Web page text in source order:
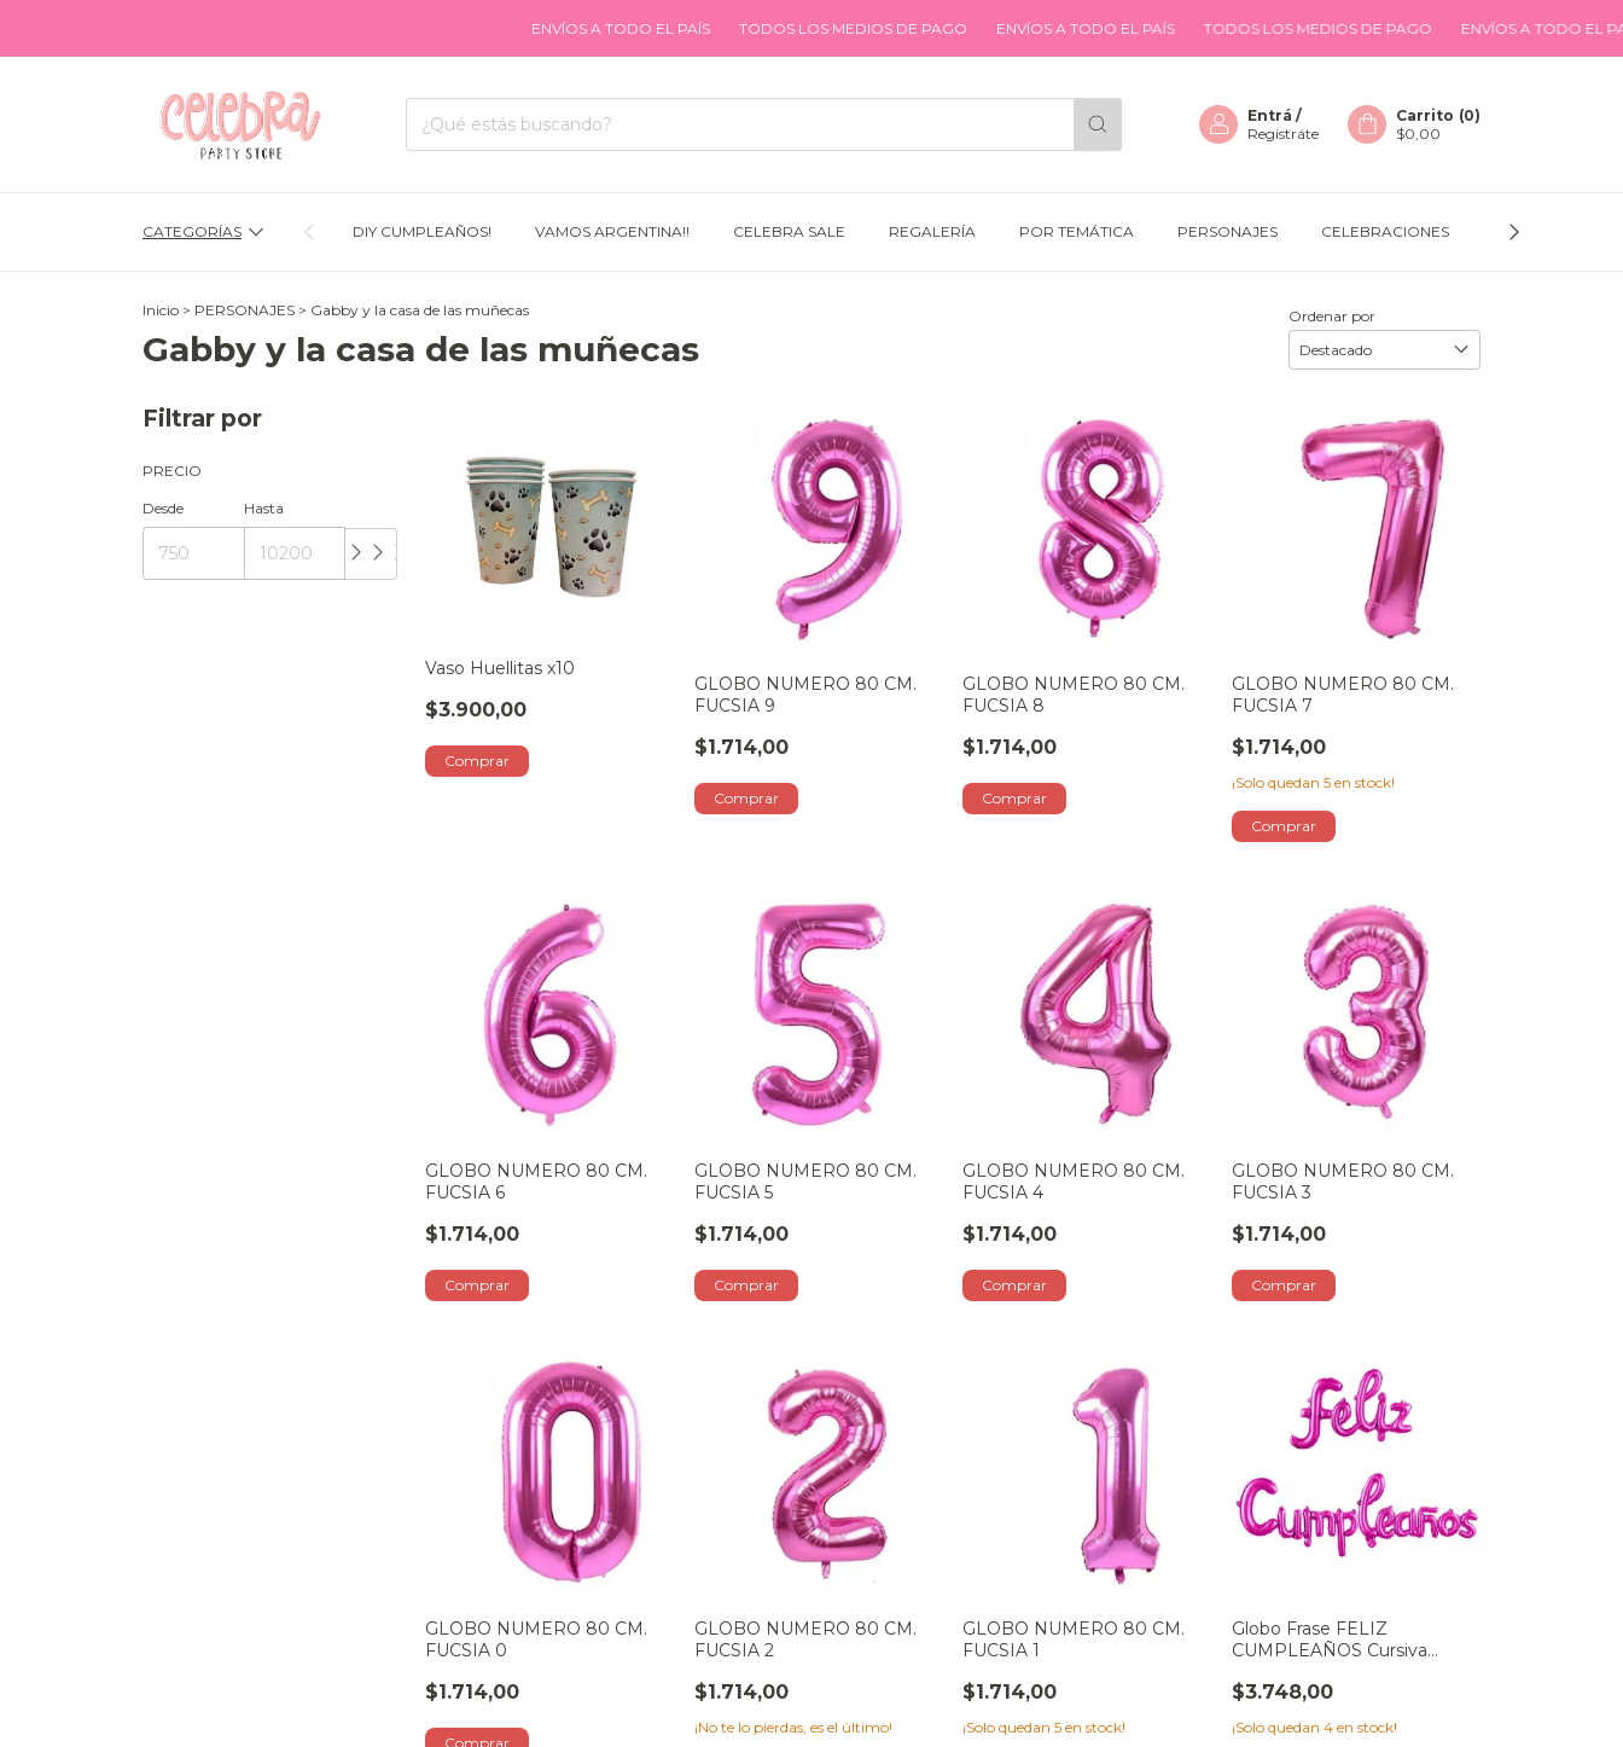
ENVÍOS A TODO EL PAÍS TODOS LOS MEDIOS DE PAGO ENVÍOS A TODO EL PAÍS TODOS LOS MEDIOS DE PAGO ENVÍOS A TODO EL PAÍS
Entrá /
Registráte
Carrito (0)
$0,00
CATEGORÍAS DIY CUMPLEAÑOS! VAMOS ARGENTINA!! CELEBRA SALE REGALERÍA POR TEMÁTICA PERSONAJES CELEBRACIONES GLOBOS
Inicio > PERSONAJES > Gabby y la casa de las muñecas
Gabby y la casa de las muñecas
Ordenar por
Filtrar por
PRECIO
Desde Hasta
Vaso Huellitas x10
$3.900,00
GLOBO NUMERO 80 CM.
FUCSIA 9
$1.714,00
GLOBO NUMERO 80 CM.
FUCSIA 8
$1.714,00
GLOBO NUMERO 80 CM.
FUCSIA 7
$1.714,00
¡Solo quedan 5en stock!
GLOBO NUMERO 80 CM.
FUCSIA 6
$1.714,00
GLOBO NUMERO 80 CM.
FUCSIA 5
$1.714,00
GLOBO NUMERO 80 CM.
FUCSIA 4
$1.714,00
GLOBO NUMERO 80 CM.
FUCSIA 3
$1.714,00
GLOBO NUMERO 80 CM.
FUCSIA 0
$1.714,00
GLOBO NUMERO 80 CM.
FUCSIA 2
$1.714,00
¡No te lo pierdas, es el último!
GLOBO NUMERO 80 CM.
FUCSIA 1
$1.714,00
¡Solo quedan5 en stock!
Globo Frase FELIZ
CUMPLEAÑOS Cursiva
$3.748,00
¡Solo quedan 4en stock!